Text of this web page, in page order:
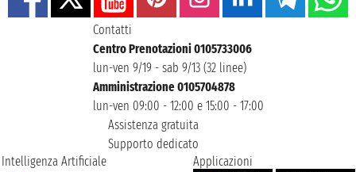
Contatti
Centro Prenotazioni 0105733006
lun-ven 9/19 - sab 9/13 (32 linee)
Amministrazione 0105704878
lun-ven 09:00 - 12:00 e 15:00 - 17:00
Assistenza gratuita
Supporto dedicato
Intelligenza Artificiale
Applicazioni